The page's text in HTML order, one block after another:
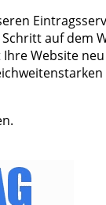
auf dem
Website